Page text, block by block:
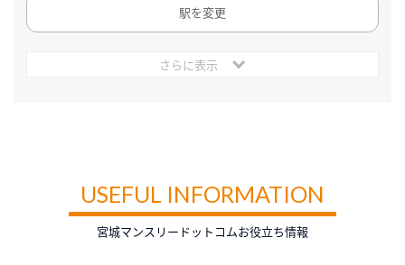
駅を変更
さらに表示
USEFUL INFORMATION
宮城マンスリードットコムお役立ち情報